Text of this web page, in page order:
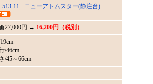
513-11 ニューアトムスター(静注台)
27,000円 → 16,200円（税別）
/46cm
/45～66cm